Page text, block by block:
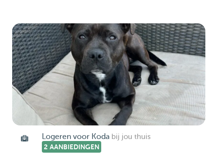
Logeren voor Koda bij jou thuis
2 AANBIEDINGEN